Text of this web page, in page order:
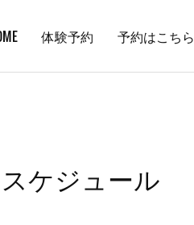
体験予約 予約はこちら
ケジュール